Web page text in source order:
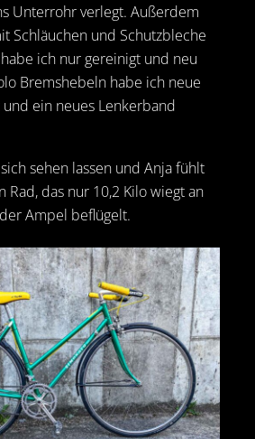
Unterrohr verlegt. Außerdem
Schläuchen und Schutzbleche
ich nur gereinigt und neu
Bremshebeln habe ich neue
ein neues Lenkerband
sehen lassen und Anja fühlt
Rad, das nur 10,2 Kilo wiegt an
Ampel beflügelt.